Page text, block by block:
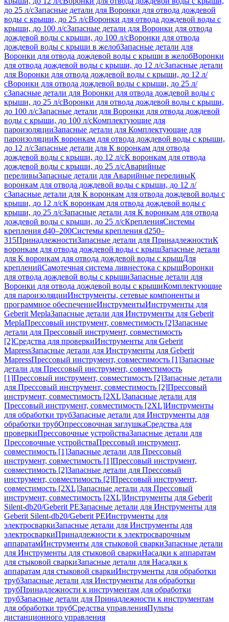
до 25 л/сЗапасные детали для Воронки для отвода дождевой
воды с крыши, до 25 л/сВоронки для отвода дождевой воды с
крыши, до 100 л/сЗапасные детали для Воронки для отвода
дождевой воды с крыши, до 100 л/сВоронки для отвода
дождевой воды с крыши в желобЗапасные детали для
Воронки для отвода дождевой воды с крыши в желобВоронки
для отвода дождевой воды с крыши, до 12 л/сЗапасные детали
для Воронки для отвода дождевой воды с крыши, до 12 л/
сВоронки для отвода дождевой воды с крыши, до 25 л/
сЗапасные детали для Воронки для отвода дождевой воды с
крыши, до 25 л/сВоронки для отвода дождевой воды с крыши,
до 100 л/сЗапасные детали для Воронки для отвода дождевой
воды с крыши, до 100 л/сКомплектующие для
пароизоляцииЗапасные детали для Комплектующие для
пароизоляцииК воронкам для отвода дождевой воды с крыши,
до 12 л/сЗапасные детали для К воронкам для отвода
дождевой воды с крыши, до 12 л/сК воронкам для отвода
дождевой воды с крыши, до 25 л/сАварийные
переливыЗапасные детали для Аварийные переливыК
воронкам для отвода дождевой воды с крыши, до 12 л/
сЗапасные детали для К воронкам для отвода дождевой воды с
крыши, до 12 л/сК воронкам для отвода дождевой воды с
крыши, до 25 л/сЗапасные детали для К воронкам для отвода
дождевой воды с крыши, до 25 л/сКрепленияСистемы
крепления d40–200Системы крепления d250–
315ПринадлежностиЗапасные детали для ПринадлежностиК
воронкам для отвода дождевой воды с крышЗапасные детали
для К воронкам для отвода дождевой воды с крышДля
крепленийСамотечная система ливнестока с крышВоронки
для отвода дождевой воды с крышиЗапасные детали для
Воронки для отвода дождевой воды с крышиКомплектующие
для пароизоляцииИнструменты, сетевые компоненты и
программное обеспечениеИнструментыИнструменты для
Geberit MeplaЗапасные детали для Инструменты для Geberit
MeplaПрессовый инструмент, совместимость [2]Запасные
детали для Прессовый инструмент, совместимость
[2]Средства для проверкиИнструменты для Geberit
MapressЗапасные детали для Инструменты для Geberit
MapressПрессовый инструмент, совместимость [1]Запасные
детали для Прессовый инструмент, совместимость
[1]Прессовый инструмент, совместимость [2]Запасные детали
для Прессовый инструмент, совместимость [2]Прессовый
инструмент, совместимость [2XL]Запасные детали для
Прессовый инструмент, совместимость [2XL]Инструменты
для обработки трубЗапасные детали для Инструменты для
обработки трубОпрессовочная заглушкаСредства для
проверкиПрессовочные устройстваЗапасные детали для
Прессовочные устройстваПрессовый инструмент,
совместимость [1]Запасные детали для Прессовый
инструмент, совместимость [1]Прессовый инструмент,
совместимость [2]Запасные детали для Прессовый
инструмент, совместимость [2]Прессовый инструмент,
совместимость [2XL]Запасные детали для Прессовый
инструмент, совместимость [2XL]Инструменты для Geberit
Silent-db20/Geberit PEЗапасные детали для Инструменты для
Geberit Silent-db20/Geberit PEИнструменты для
электросваркиЗапасные детали для Инструменты для
электросваркиПринадлежности к электросварочным
аппаратамИнструменты для стыковой сваркиЗапасные детали
для Инструменты для стыковой сваркиНасадки к аппаратам
для стыковой сваркиЗапасные детали для Насадки к
аппаратам для стыковой сваркиИнструменты для обработки
трубЗапасные детали для Инструменты для обработки
трубПринадлежности к инструментам для обработки
трубЗапасные детали для Принадлежности к инструментам
для обработки трубСредства управленияПульты
дистанционного управления